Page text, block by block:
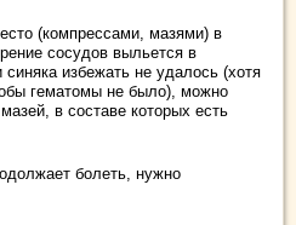
(компрессами, мазями) в
сосудов выльется в
избежать не удалось (хотя
гематомы не было), можно
в составе которых есть
болеть, нужно